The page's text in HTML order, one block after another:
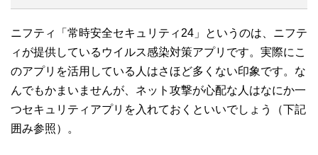
ニフティ「常時安全セキュリティ24」というのは、ニフテ
ィが提供しているウイルス感染対策アプリです。実際にこ
のアプリを活用している人はさほど多くない印象です。な
んでもかまいませんが、ネット攻撃が心配な人はなにか一
つセキュリティアプリを入れておくといいでしょう（下記
囲み参照）。